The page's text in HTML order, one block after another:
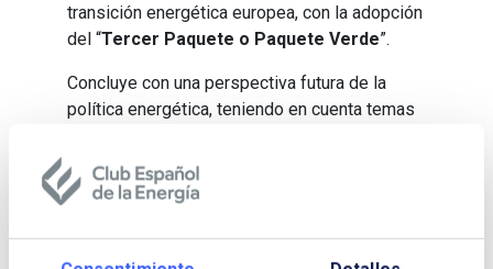
transición energética europea, con la adopción
del “Tercer Paquete o Paquete Verde”.
Concluye con una perspectiva futura de la
política energética, teniendo en cuenta temas
EE.UU del Acuerdo de París.